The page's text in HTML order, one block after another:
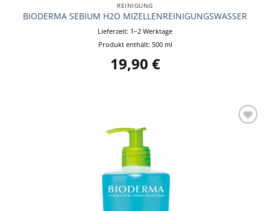
REINIGUNG
BIODERMA SEBIUM H2O MIZELLENREINIGUNGSWASSER
Lieferzeit: 1–2 Werktage
Produkt enthält: 500 ml
19,90 €